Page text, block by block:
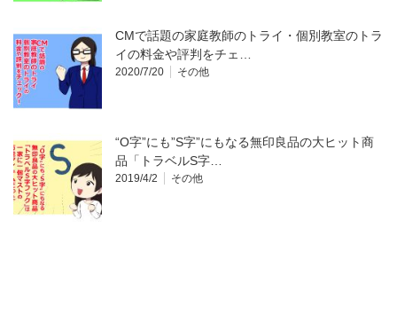
CMで話題の家庭教師のトライ・個別教室のトラ
イの料金や評判をチェ…
2020/7/20 その他
“O字”にも”S字”にもなる無印良品の大ヒット商
品「トラベルS字…
2019/4/2 その他